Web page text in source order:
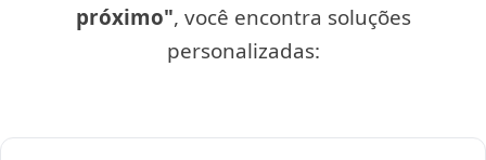
próximo", você encontra soluções
personalizadas: